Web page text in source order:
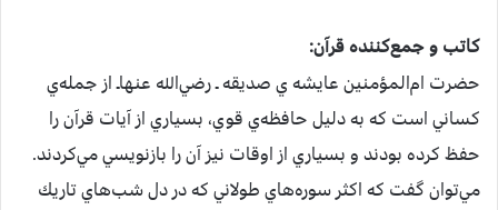
كاتب‌ و جمع‌كننده‌ قرآن‌:
حضرت‌ ام‌المؤمنين‌ عايشه ي‌ صديقه‌ ـ رضي‌الله عنهاـ از جمله‌ي‌
كساني‌ است‌ كه‌ به‌ دليل‌ حافظه‌ي‌ قوي‌، بسياري‌ از آيات‌ قرآن‌ را
حفظ‌ كرده‌ بودند و بسياري‌ از اوقات‌ نيز آن‌ را بازنويسي‌ مي‌كردند.
مي‌توان‌ گفت‌ كه‌ اكثر سوره‌هاي‌ طولاني‌ كه‌ در دل‌ شب‌هاي‌ تاريك‌